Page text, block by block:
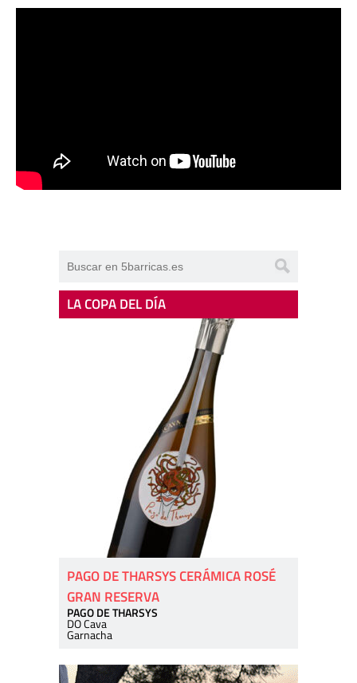
LA COPA DEL DÍA
PAGO DE THARSYS CERÁMICA ROSÉ
GRAN RESERVA
PAGO DE THARSYS
DO Cava
Garnacha